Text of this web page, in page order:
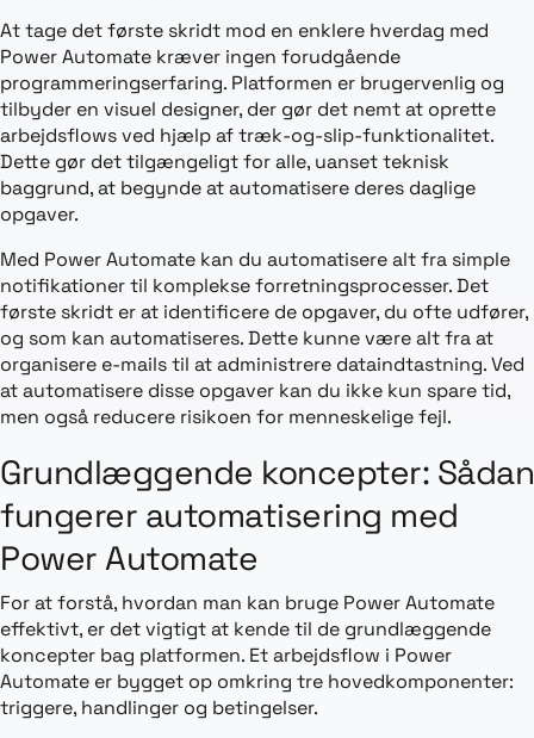
At tage det første skridt mod en enklere hverdag med
Power Automate kræver ingen forudgående
programmeringserfaring. Platformen er brugervenlig og
tilbyder en visuel designer, der gør det nemt at oprette
arbejdsflows ved hjælp af træk-og-slip-funktionalitet.
Dette gør det tilgængeligt for alle, uanset teknisk
baggrund, at begynde at automatisere deres daglige
opgaver.
Med Power Automate kan du automatisere alt fra simple
notifikationer til komplekse forretningsprocesser. Det
første skridt er at identificere de opgaver, du ofte udfører,
og som kan automatiseres. Dette kunne være alt fra at
organisere e-mails til at administrere dataindtastning. Ved
at automatisere disse opgaver kan du ikke kun spare tid,
men også reducere risikoen for menneskelige fejl.
Grundlæggende koncepter: Sådan
fungerer automatisering med
Power Automate
For at forstå, hvordan man kan bruge Power Automate
effektivt, er det vigtigt at kende til de grundlæggende
koncepter bag platformen. Et arbejdsflow i Power
Automate er bygget op omkring tre hovedkomponenter:
triggere, handlinger og betingelser.